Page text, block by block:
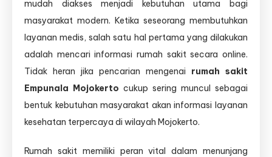
Banyak
Dicari
mudah diakses menjadi kebutuhan utama bagi
masyarakat modern. Ketika seseorang membutuhkan
layanan medis, salah satu hal pertama yang dilakukan
adalah mencari informasi rumah sakit secara online.
Tidak heran jika pencarian mengenai rumah sakit
Empunala Mojokerto cukup sering muncul sebagai
bentuk kebutuhan masyarakat akan informasi layanan
kesehatan terpercaya di wilayah Mojokerto.
Rumah sakit memiliki peran vital dalam menunjang